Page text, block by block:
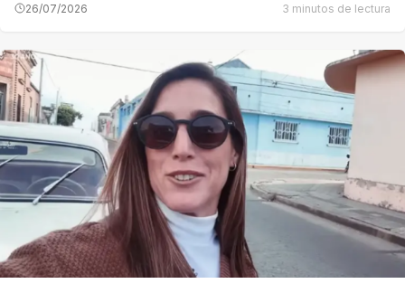
26/07/2026 3 minutos de lectura